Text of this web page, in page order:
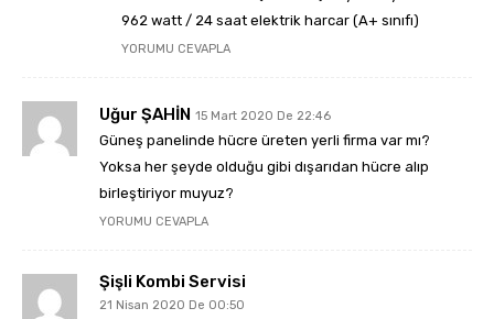
962 watt / 24 saat elektrik harcar (A+ sınıfı)
YORUMU CEVAPLA
Uğur ŞAHİN 15 Mart 2020 De 22:46
Güneş panelinde hücre üreten yerli firma var mı?
Yoksa her şeyde olduğu gibi dışarıdan hücre alıp
birleştiriyor muyuz?
YORUMU CEVAPLA
Şişli Kombi Servisi
21 Nisan 2020 De 00:50